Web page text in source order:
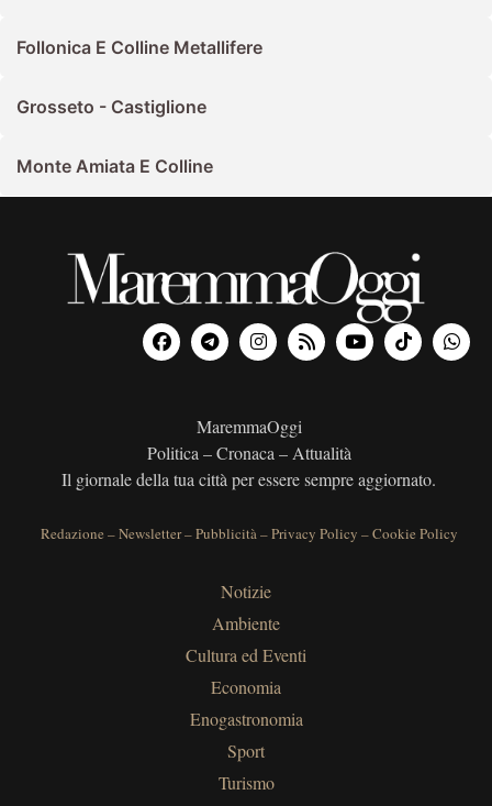
Follonica E Colline Metallifere
Grosseto - Castiglione
Monte Amiata E Colline
MaremmaOggi
Politica – Cronaca – Attualità
Il giornale della tua città per essere sempre aggiornato.
Redazione –Newsletter–Pubblicità–Privacy Policy –Cookie Policy
Notizie
Ambiente
Cultura ed Eventi
Economia
Enogastronomia
Sport
Turismo